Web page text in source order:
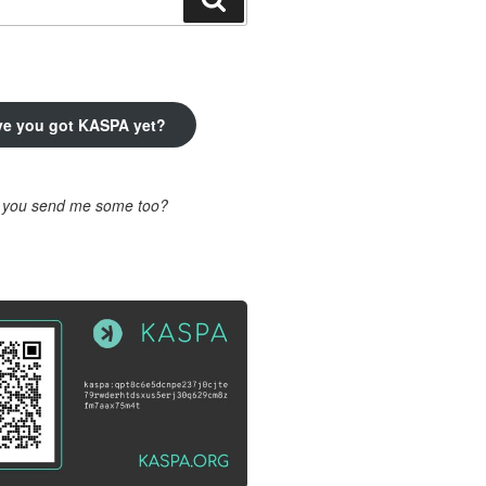
you got KASPA yet?
you send me some too?